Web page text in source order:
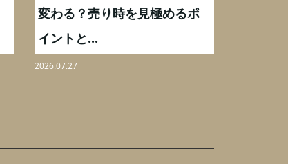
変わる？売り時を見極めるポ
イントと...
2026.07.27